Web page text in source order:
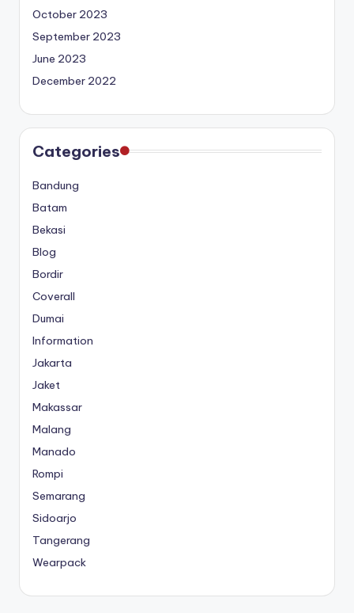
October 2023
September 2023
June 2023
December 2022
Categories
Bandung
Batam
Bekasi
Blog
Bordir
Coverall
Dumai
Information
Jakarta
Jaket
Makassar
Malang
Manado
Rompi
Semarang
Sidoarjo
Tangerang
Wearpack